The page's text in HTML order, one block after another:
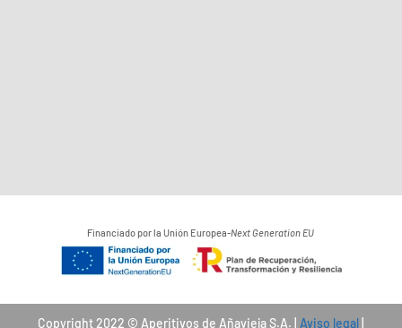
Financiado por la Unión Europea-Next Generation EU
Copyright 2022 © Aperitivos de Añavieja S.A. Aviso legal